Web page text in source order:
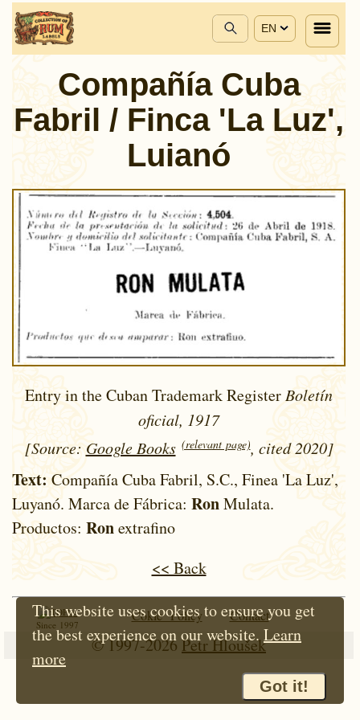
EN
Compañía Cuba
Fabril / Finca 'La Luz',
Luianó
Entry in the Cuban Trademark RegisterBoletín
oficial, 1917
[Source: Google Books (relevant page), cited 2020]
Text: Compañía Cuba Fabril, S.C., Finea 'La Luz',
Luyanó. Marca de Fábrica: RonMulata.
Productos: Ronextrafino
<< Back
Since 1997
Cokie Policy Contact
© 1997-2026 Petr Hloušek
This website uses cookies to ensure you get
the best experience on our website.Learn
more
Got it!